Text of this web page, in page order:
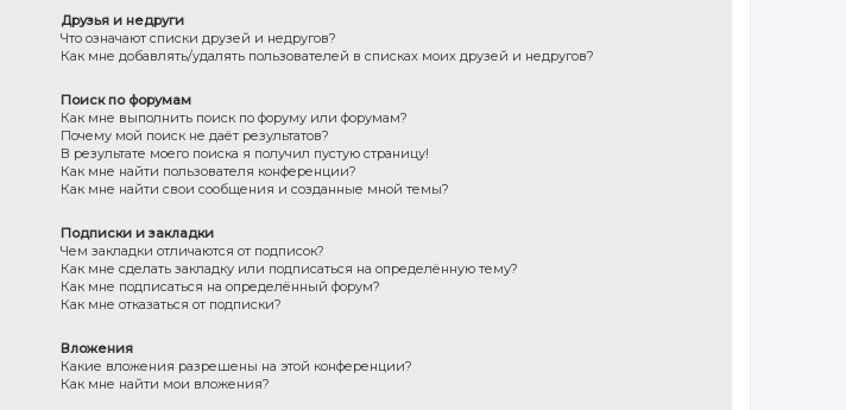
Друзья и недруги
Что означают списки друзей и недругов?
Как мне добавлять/удалять пользователей в списках моих друзей и недругов?
Поиск по форумам
Как мне выполнить поиск по форуму или форумам?
Почему мой поиск не даёт результатов?
В результате моего поиска я получил пустую страницу!
Как мне найти пользователя конференции?
Как мне найти свои сообщения и созданные мной темы?
Подписки и закладки
Чем закладки отличаются от подписок?
Как мне сделать закладку или подписаться на определённую тему?
Как мне подписаться на определённый форум?
Как мне отказаться от подписки?
Вложения
Какие вложения разрешены на этой конференции?
Как мне найти мои вложения?